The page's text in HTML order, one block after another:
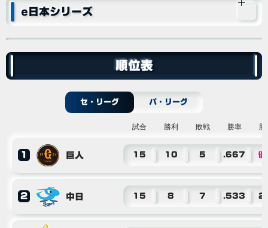
e日本シリーズ
順位表
セ・リーグ パ・リーグ
試合 勝利 敗戦 勝率 勝
1 巨人 15 10 5 .667 優
2 中日 15 8 7 .533